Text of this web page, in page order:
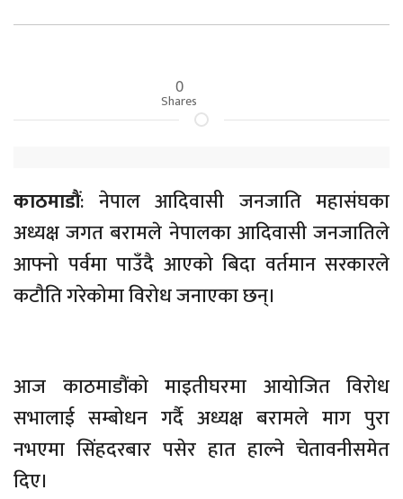
0
Shares
काठमाडौं: नेपाल आदिवासी जनजाति महासंघका
अध्यक्ष जगत बरामले नेपालका आदिवासी जनजातिले
आफ्नो पर्वमा पाउँदै आएको बिदा वर्तमान सरकारले
कटौति गरेकोमा विरोध जनाएका छन्।
आज काठमाडौंको माइतीघरमा आयोजित विरोध
सभालाई सम्बोधन गर्दै अध्यक्ष बरामले माग पुरा
नभएमा सिंहदरबार पसेर हात हाल्ने चेतावनीसमेत
दिए।